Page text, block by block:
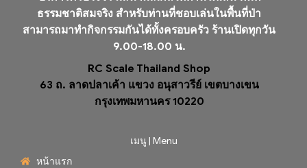
ธรรมชาติสมจริง สำหรับท่านที่ชอบเล่นในพื้นที่ป่า
สามารถมาทำกิจกรรมกันได้ทั้งครอบครัว ร้านเปิดทุกวัน
9.00-18.00 น.
RC Scale Thailand Shop
63 ถ. ลาดปลาเค้า แขวง อนุสาวรีย์ เขตบางเขน
กรุงเทพมหานคร 10220
เมนู | Menu
หน้าแรก